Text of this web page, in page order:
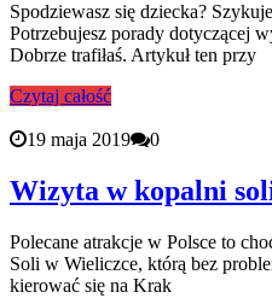
Spodziewasz się dziecka?
Potrzebujesz porady dotyczącej
Dobrze trafiłaś. Artykuł ten przy
Czytaj całość
19 maja 2019 0
Wizyta w kopalni
Polecane atrakcje w Polsce to
Soli w Wieliczce, którą bez
kierować się na Krak